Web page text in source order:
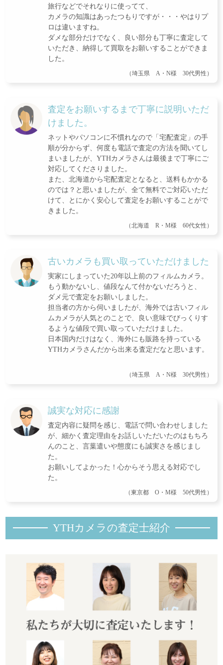
旅行などでそれなりに使ってて、
カメラの知識はあったつもりですが・・・やはりプ
ロは違いますね。
ダメな部分だけでなく、良い部分も丁寧に査定して
いただき、納得して買取をお願いすることができま
した。
（埼玉県 A・N様 30代男性）
査定をお願いするまで丁寧に説明いただ
けました。
ネットやパソコンに不慣れなので「宅配査定」の手
順が分からず、何度も電話で査定の方法を聞いてし
まいましたが、YTHカメラさんは最後まで丁寧にご
対応してくださりました。
また、北海道から宅配査定となると、送料もかかる
のでは？と思いましたが、全て無料でご対応いただ
けて、とにかく安心して査定をお願いすることがで
きました。
（北海道 R・M様 60代女性）
古いカメラも買い取っていただけました
実家にしまっていた20年以上前のフィルムカメラ。
もう動かないし、値段なんて付かないだろうと、
ダメ元で査定をお願いしました。
担当者の方から伺いましたが、海外では古いフィル
ムカメラが人気とのことで、良い意味でびっくりす
るような値段で買い取っていただけました。
日本国内だけはなく、海外にも販路を持っている
YTHカメラさんだから出来る査定だなと思います。
（埼玉県 A・N様 30代男性）
誠実な対応に感謝
査定内容に疑問を感じ、電話で問い合わせしました
が、細かく査定理由をお話しいただいたのはもちろ
んのこと、言葉遣いや態度にも誠実さを感じまし
た。
お願いしてよかった！心からそう思える対応でし
た。
（東京都 O・M様 50代男性）
YTHカメラの査定士紹介